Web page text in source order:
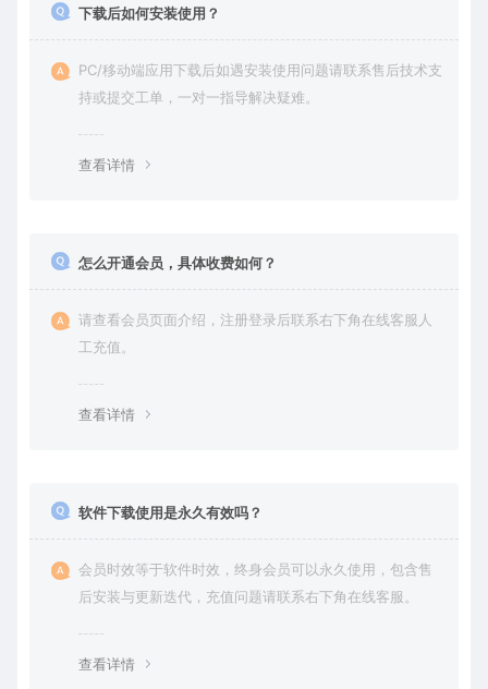
下载后如何安装使用？
PC/移动端应用下载后如遇安装使用问题请联系售后技术支
持或提交工单，一对一指导解决疑难。
查看详情
怎么开通会员，具体收费如何？
请查看会员页面介绍，注册登录后联系右下角在线客服人
工充值。
查看详情
软件下载使用是永久有效吗？
会员时效等于软件时效，终身会员可以永久使用，包含售
后安装与更新迭代，充值问题请联系右下角在线客服。
查看详情